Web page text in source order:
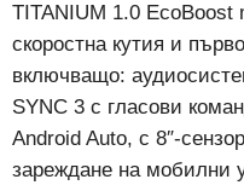
TITANIUM 1.0 EcoBoost
скоростна кутия и
включващо:
SYNC 3 с гласови
Android Auto, с 8″-
зареждане на мобилни